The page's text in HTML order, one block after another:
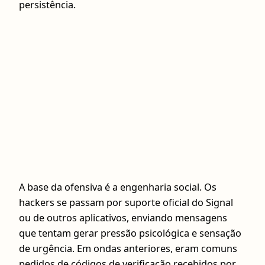
persistência.
A base da ofensiva é a engenharia social. Os
hackers se passam por suporte oficial do Signal
ou de outros aplicativos, enviando mensagens
que tentam gerar pressão psicológica e sensação
de urgência. Em ondas anteriores, eram comuns